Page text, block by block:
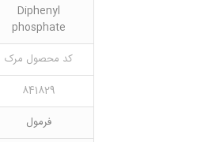
Diphenyl
phosphate
کد محصول مرک
841829
فرمول